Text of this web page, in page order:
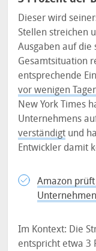
Dieser wird
Stellen streichen
Ausgaben auf die
Gesamtsituation
entsprechende
vor wenigen
New York Times
Unternehmens
verständigt und
Entwickler damit
Amazon
Unternehmen
Im Kontext: Die
entspricht etwa 3